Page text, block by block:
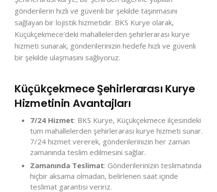
gönderilerin hızlı ve güvenli bir şekilde taşınmasını
sağlayan bir lojistik hizmetidir. BKS Kurye olarak,
Küçükçekmece'deki mahallelerden şehirlerarası kurye
hizmeti sunarak, gönderilerinizin hedefe hızlı ve güvenli
bir şekilde ulaşmasını sağlıyoruz.
Küçükçekmece Şehirlerarası Kurye
Hizmetinin Avantajları
7/24 Hizmet: BKS Kurye, Küçükçekmece ilçesindeki
tüm mahallelerden şehirlerarası kurye hizmeti sunar.
7/24 hizmet vererek, gönderilerinizin her zaman
zamanında teslim edilmesini sağlar.
Zamanında Teslimat: Gönderilerinizin teslimatında
hiçbir aksama olmadan, belirlenen saat içinde
teslimat garantisi veririz.